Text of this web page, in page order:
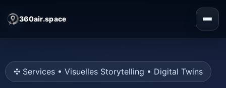
360air.space
✣ Services • Visuelles Storytelling • Digital Twins